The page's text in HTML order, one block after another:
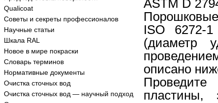
Qualicoat
Советы и секреты профессионалов
Научные статьи
Шкала RAL
Новое в мире покраски
Словарь терминов
Нормативные документы
Очистка сточных вод
Очистка сточных вод — научный подход
ASTM D
ISO 6272-
(диаметр
описано
Проведите
пластины,